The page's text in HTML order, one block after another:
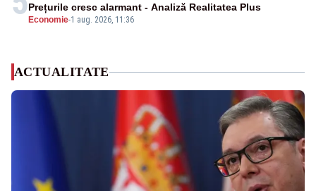
Economie-1 aug. 2026, 11:36
Prețurile cresc alarmant - Analiză Realitatea Plus
ACTUALITATE